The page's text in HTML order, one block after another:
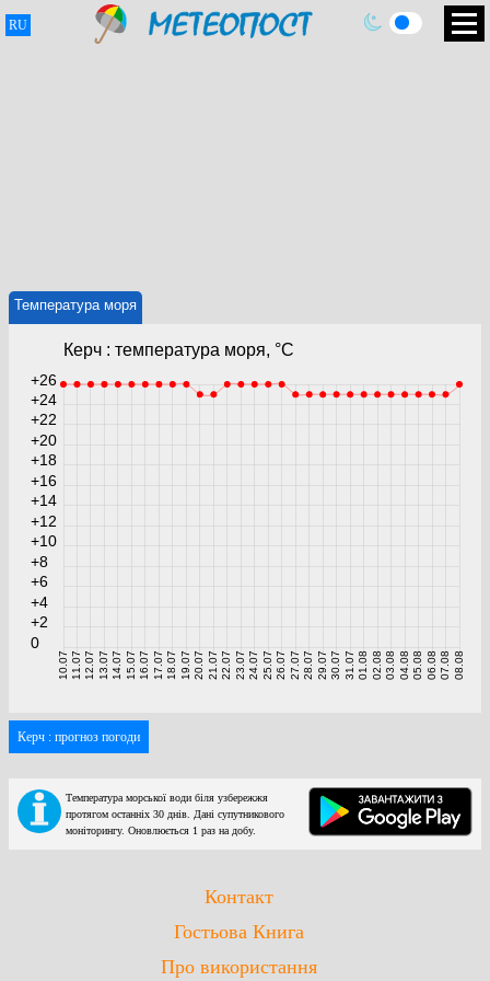
RU
Температура моря
Керч : температура моря, °C
10.0711.0712.07 13.0714.07 15.0716.07 17.0718.07 19.0720.07 21.0722.07 23.0724.07 25.0726.07 27.0728.07 29.0730.07 31.0701.08 02.0803.08 04.0805.08 06.0807.08 08.08
0
+2
+4
+6
+8
+10
+12
+14
+16
+18
+20
+22
+24
+26
Керч : прогноз погоди
Температура морської води біля узбережжя
протягом останніх 30 днів. Дані супутникового
моніторингу. Оновлюється 1 раз на добу.
Контакт
Гостьова Книга
Про використання